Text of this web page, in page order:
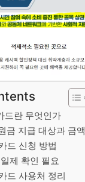
드란 무엇인가
금 지급 대상과 금액
드 신청 방법
제 확인 필요
드 사용처 정리